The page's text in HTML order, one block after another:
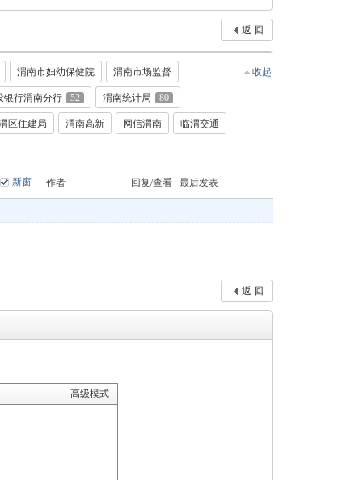
返 回
收起
渭南市妇幼保健院 渭南市场监督
银行渭南分行 52 渭南统计局 80
区住建局 渭南高新 网信渭南 临渭交通
新窗 作者 回复/查看 最后发表
返 回
高级模式